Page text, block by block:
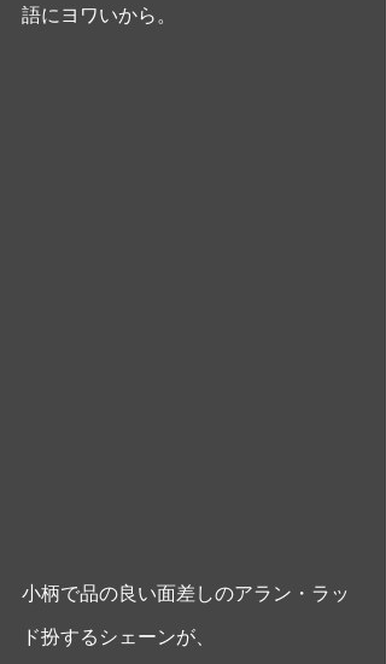
語にヨワいから。
小柄で品の良い面差しのアラン・ラッ
ド扮するシェーンが、